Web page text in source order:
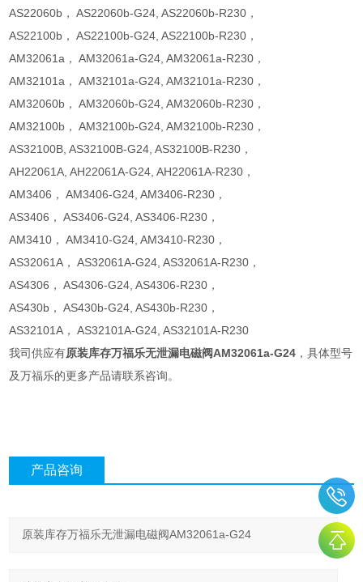
AS22060b， AS22060b-G24, AS22060b-R230，
AS22100b， AS22100b-G24, AS22100b-R230，
AM32061a， AM32061a-G24, AM32061a-R230，
AM32101a， AM32101a-G24, AM32101a-R230，
AM32060b， AM32060b-G24, AM32060b-R230，
AM32100b， AM32100b-G24, AM32100b-R230，
AS32100B, AS32100B-G24, AS32100B-R230，
AH22061A, AH22061A-G24, AH22061A-R230，
AM3406， AM3406-G24, AM3406-R230，
AS3406， AS3406-G24, AS3406-R230，
AM3410， AM3410-G24, AM3410-R230，
AS32061A， AS32061A-G24, AS32061A-R230，
AS4306， AS4306-G24, AS4306-R230，
AS430b， AS430b-G24, AS430b-R230，
AS32101A， AS32101A-G24, AS32101A-R230
我司供应有原装库存万福乐无泄漏电磁阀AM32061a-G24 ，具体型号
及万福乐的更多产品请联系咨询。
产品咨询